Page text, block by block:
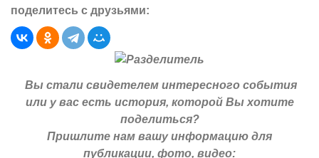
поделитесь с друзьями:
Вы стали свидетелем интересного события
или у вас есть история, которой Вы хотите
поделиться?
Пришлите нам вашу информацию для
публикации, фото, видео: